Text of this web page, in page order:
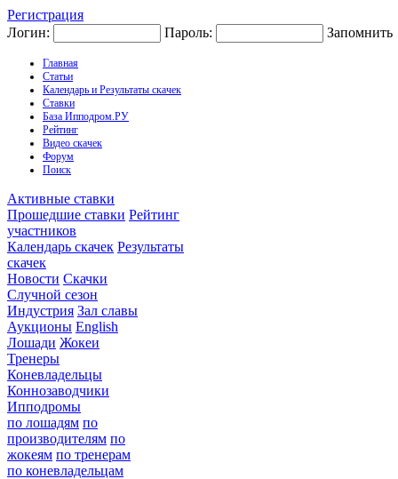
Регистрация
Логин:
Пароль: Запомнить
Главная
Статьи
Календарь и Результаты скачек
Ставки
База Ипподром.РУ
Рейтинг
Видео скачек
Форум
Поиск
Активные ставки
Прошедшие ставки Рейтинг
участников
Календарь скачек Результаты
скачек
Новости Скачки
Случной сезон
Индустрия Зал славы
Аукционы English
Лошади Жокеи
Тренеры
Коневладельцы
Коннозаводчики
Ипподромы
по лошадям по
производителям по
жокеям по тренерам
по коневладельцам